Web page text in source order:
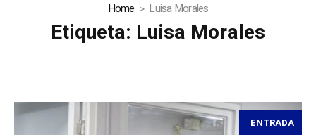
Home Luisa Morales
Etiqueta: Luisa Morales
ENTRADA